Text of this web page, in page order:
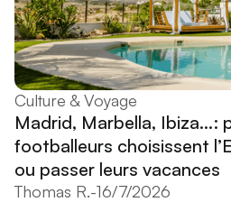
Culture & Voyage
Madrid, Marbella, Ibiza...:
footballeurs choisissent
ou passer leurs vacances
Thomas R.-16/7/2026